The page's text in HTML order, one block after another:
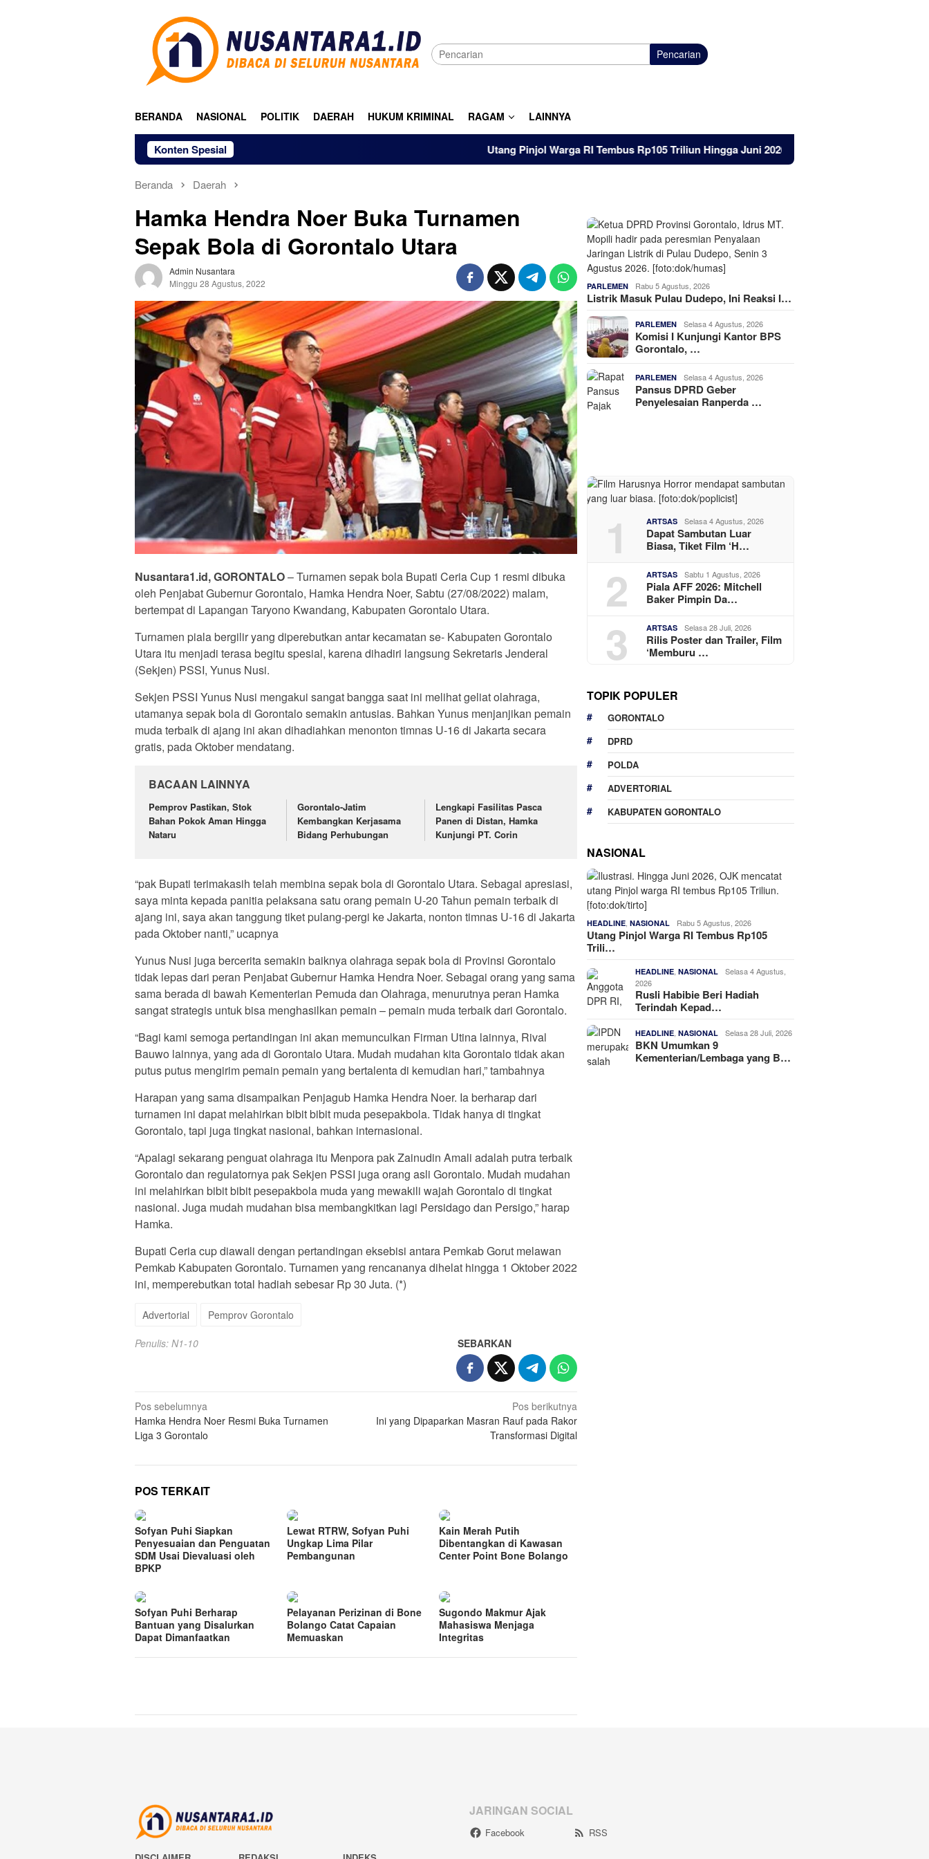
Pencarian
BERANDA NASIONAL POLITIK DAERAH HUKUM KRIMINAL RAGAM LAINNYA
Konten Spesial Utang Pinjol Warga RI Tembus Rp105 Triliun Hingga Juni 2026 Listrik Masuk Pulau Dudepo,
Beranda Daerah
Hamka Hendra Noer Buka Turnamen
Sepak Bola di Gorontalo Utara
Admin Nusantara
Minggu 28 Agustus, 2022
Nusantara1.id, GORONTALO– Turnamen sepak bola Bupati Ceria Cup 1 resmi dibuka
oleh Penjabat Gubernur Gorontalo, Hamka Hendra Noer, Sabtu (27/08/2022) malam,
bertempat di Lapangan Taryono Kwandang, Kabupaten Gorontalo Utara.
Turnamen piala bergilir yang diperebutkan antar kecamatan se- Kabupaten Gorontalo
Utara itu menjadi terasa begitu spesial, karena dihadiri langsung Sekretaris Jenderal
(Sekjen) PSSI, Yunus Nusi.
Sekjen PSSI Yunus Nusi mengakui sangat bangga saat ini melihat geliat olahraga,
utamanya sepak bola di Gorontalo semakin antusias. Bahkan Yunus menjanjikan pemain
muda terbaik di ajang ini akan dihadiahkan menonton timnas U-16 di Jakarta secara
gratis, pada Oktober mendatang.
BACAAN LAINNYA
Pemprov Pastikan, Stok
Bahan Pokok Aman Hingga
Nataru
Gorontalo-Jatim
Kembangkan Kerjasama
Bidang Perhubungan
Lengkapi Fasilitas Pasca
Panen di Distan, Hamka
Kunjungi PT. Corin
“pak Bupati terimakasih telah membina sepak bola di Gorontalo Utara. Sebagai apresiasi,
saya minta kepada panitia pelaksana satu orang pemain U-20 Tahun pemain terbaik di
ajang ini, saya akan tanggung tiket pulang-pergi ke Jakarta, nonton timnas U-16 di Jakarta
pada Oktober nanti,” ucapnya
Yunus Nusi juga bercerita semakin baiknya olahraga sepak bola di Provinsi Gorontalo
tidak lepas dari peran Penjabat Gubernur Hamka Hendra Noer. Sebagai orang yang sama
sama berada di bawah Kementerian Pemuda dan Olahraga, menurutnya peran Hamka
sangat strategis untuk bisa menghasilkan pemain – pemain muda terbaik dari Gorontalo.
“Bagi kami semoga pertandingan ini akan memunculkan Firman Utina lainnya, Rival
Bauwo lainnya, yang ada di Gorontalo Utara. Mudah mudahan kita Gorontalo tidak akan
putus putus mengirim pemain pemain yang bertalenta di kemudian hari,” tambahnya
Harapan yang sama disampaikan Penjagub Hamka Hendra Noer. Ia berharap dari
turnamen ini dapat melahirkan bibit bibit muda pesepakbola. Tidak hanya di tingkat
Gorontalo, tapi juga tingkat nasional, bahkan internasional.
“Apalagi sekarang penguat olahraga itu Menpora pak Zainudin Amali adalah putra terbaik
Gorontalo dan regulatornya pak Sekjen PSSI juga orang asli Gorontalo. Mudah mudahan
ini melahirkan bibit bibit pesepakbola muda yang mewakili wajah Gorontalo di tingkat
nasional. Juga mudah mudahan bisa membangkitkan lagi Persidago dan Persigo,” harap
Hamka.
Bupati Ceria cup diawali dengan pertandingan eksebisi antara Pemkab Gorut melawan
Pemkab Kabupaten Gorontalo. Turnamen yang rencananya dihelat hingga 1 Oktober 2022
ini, memperebutkan total hadiah sebesar Rp 30 Juta. (*)
Advertorial Pemprov Gorontalo
Penulis: N1-10 SEBARKAN
Navigasi
pos
Pos sebelumnya
Hamka Hendra Noer Resmi Buka Turnamen
Liga 3 Gorontalo
Pos berikutnya
Ini yang Dipaparkan Masran Rauf pada Rakor
Transformasi Digital
POS TERKAIT
Sofyan Puhi Siapkan
Penyesuaian dan Penguatan
SDM Usai Dievaluasi oleh
BPKP
Lewat RTRW, Sofyan Puhi
Ungkap Lima Pilar
Pembangunan
Kain Merah Putih
Dibentangkan di Kawasan
Center Point Bone Bolango
Sofyan Puhi Berharap
Bantuan yang Disalurkan
Dapat Dimanfaatkan
Pelayanan Perizinan di Bone
Bolango Catat Capaian
Memuaskan
Sugondo Makmur Ajak
Mahasiswa Menjaga
Integritas
PARLEMEN Rabu 5 Agustus, 2026
Listrik Masuk Pulau Dudepo, Ini Reaksi I…
PARLEMEN Selasa 4 Agustus, 2026
Komisi I Kunjungi Kantor BPS
Gorontalo, …
PARLEMEN Selasa 4 Agustus, 2026
Pansus DPRD Geber
Penyelesaian Ranperda …
1 ARTSAS Selasa 4 Agustus, 2026
Dapat Sambutan Luar
Biasa, Tiket Film ‘H…
2 ARTSAS Sabtu 1 Agustus, 2026
Piala AFF 2026: Mitchell
Baker Pimpin Da…
3 ARTSAS Selasa 28 Juli, 2026
Rilis Poster dan Trailer, Film
‘Memburu …
TOPIK POPULER
GORONTALO
DPRD
POLDA
ADVERTORIAL
KABUPATEN GORONTALO
NASIONAL
HEADLINE ,NASIONAL Rabu 5 Agustus, 2026
Utang Pinjol Warga RI Tembus Rp105
Trili…
HEADLINE ,NASIONAL
Selasa 4 Agustus,
2026
Rusli Habibie Beri Hadiah
Terindah Kepad…
HEADLINE ,NASIONAL Selasa 28 Juli, 2026
BKN Umumkan 9
Kementerian/Lembaga yang B…
JARINGAN SOCIAL
Facebook RSS